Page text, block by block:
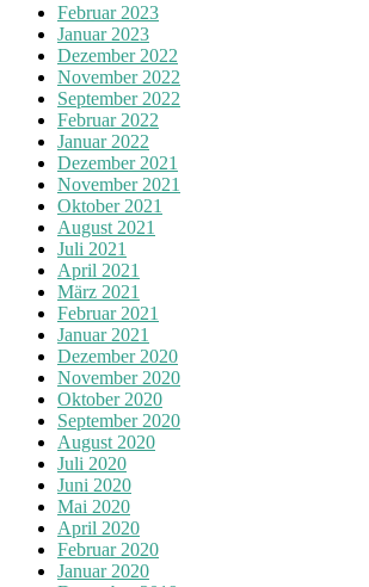
Februar 2023
Januar 2023
Dezember 2022
November 2022
September 2022
Februar 2022
Januar 2022
Dezember 2021
November 2021
Oktober 2021
August 2021
Juli 2021
April 2021
März 2021
Februar 2021
Januar 2021
Dezember 2020
November 2020
Oktober 2020
September 2020
August 2020
Juli 2020
Juni 2020
Mai 2020
April 2020
Februar 2020
Januar 2020